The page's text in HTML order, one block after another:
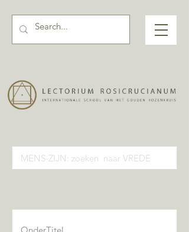
Activiteiten pagina input